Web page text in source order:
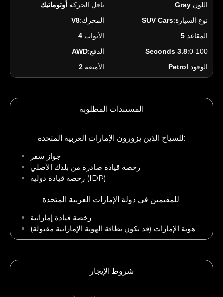
اللون:Gray ناقل الحركة: أوتوماتيك
نوع السيارة:SUV Cars المحرك:V8
المقاعد:5 الأبواب:4
0-100:
3.8 Seconds الدفع:AWD
الوقود:Petrol الأمتعة:2
المستندات المطلوبة
للسياح الذين يزورون الإمارات العربية المتحدة:
جواز سفر
رخصة قيادة صادرة من بلدك الأصلي
رخصة قيادة دولية (IDP)
للمقيمين في دولة الإمارات العربية المتحدة:
رخصة قيادة إماراتية
هوية الإمارات (قد تكون بطاقة الهوية الإماراتية مقبولة)
شروط الإيجار